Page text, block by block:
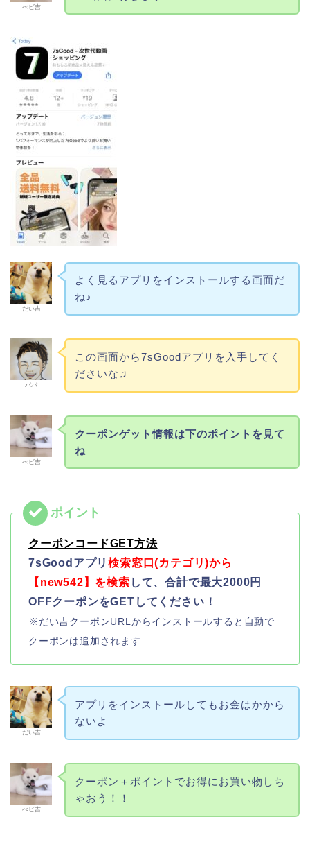
べビ吉
だい吉
よく見るアプリをインストールする画面だ
ね♪
パパ
この画面から7sGoodアプリを入手してく
ださいな♫
べビ吉
クーポンゲット情報は下のポイントを見て
ね
クーポンコードGET方法
7sGoodアプリ検索窓口(カテゴリ)から
【new542】を検索 して、合計で最大2000円
OFFクーポンをGETしてください！
※だい吉クーポンURLからインストールすると自動で
クーポンは追加されます
だい吉
アプリをインストールしてもお金はかから
ないよ
べビ吉
クーポン＋ポイントでお得にお買い物しち
ゃおう！！